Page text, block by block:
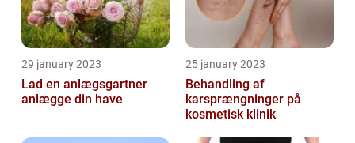
29 january 2023
Lad en anlægsgartner
anlægge din have
25 january 2023
Behandling af
karsprængninger på
kosmetisk klinik